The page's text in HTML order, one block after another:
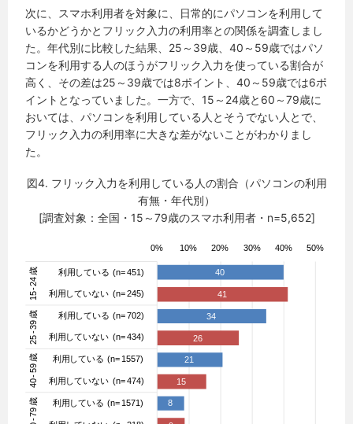
次に、スマホ利用者を対象に、日常的にパソコンを利用して
いるかどうかとフリック入力の利用率との関係を調査しまし
た。年代別に比較した結果、25～39歳、40～59歳ではパソ
コンを利用する人のほうがフリック入力を使っている割合が
高く、その差は25～39歳では8ポイント、40～59歳では6ポ
イントとなっていました。一方で、15～24歳と60～79歳に
おいては、パソコンを利用している人とそうでない人とで、
フリック入力の利用率に大きな差がないことがわかりまし
た。
図4. フリック入力を利用している人の割合（パソコンの利用
有無・年代別）
[調査対象：全国・15～79歳のスマホ利用者・n=5,652]